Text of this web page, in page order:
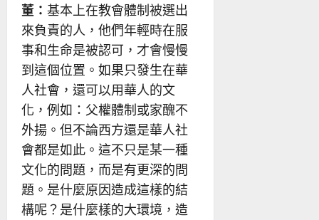
董： 基本上在教會體制被選出
來負責的人，他們年輕時在服
事和生命是被認可，才會慢慢
到這個位置。如果只發生在華
人社會，還可以用華人的文
化，例如：父權體制或家醜不
外揚。但不論西方還是華人社
會都是如此。這不只是某一種
文化的問題，而是有更深的問
題。是什麼原因造成這樣的結
構呢？是什麼樣的大環境，造